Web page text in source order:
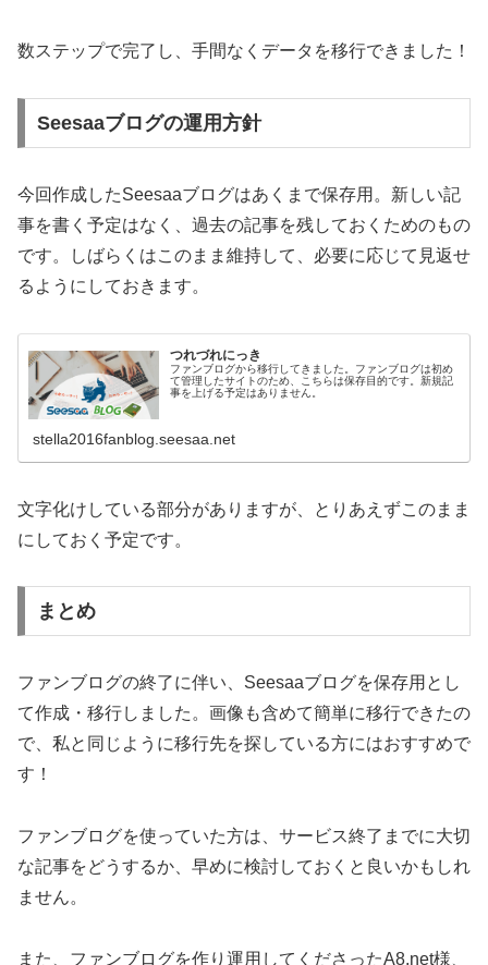
数ステップで完了し、手間なくデータを移行できました！
Seesaaブログの運用方針
今回作成したSeesaaブログはあくまで保存用。新しい記
事を書く予定はなく、過去の記事を残しておくためのもの
です。しばらくはこのまま維持して、必要に応じて見返せ
るようにしておきます。
つれづれにっき
ファンブログから移行してきました。ファンブログは初め
て管理したサイトのため、こちらは保存目的です。新規記
事を上げる予定はありません。
stella2016fanblog.seesaa.net
文字化けしている部分がありますが、とりあえずこのまま
にしておく予定です。
まとめ
ファンブログの終了に伴い、Seesaaブログを保存用とし
て作成・移行しました。画像も含めて簡単に移行できたの
で、私と同じように移行先を探している方にはおすすめで
す！
ファンブログを使っていた方は、サービス終了までに大切
な記事をどうするか、早めに検討しておくと良いかもしれ
ません。
また、ファンブログを作り運用してくださったA8.net様、